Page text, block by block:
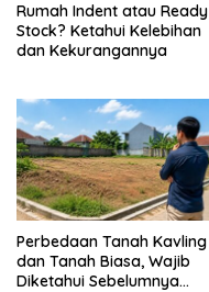
Rumah Indent atau Ready
Stock? Ketahui Kelebihan
dan Kekurangannya
Perbedaan Tanah Kavling
dan Tanah Biasa, Wajib
Diketahui Sebelumnya